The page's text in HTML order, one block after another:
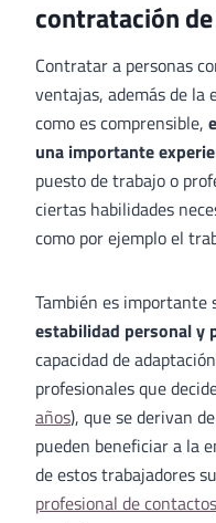
contratación
Contratar a personas
ventajas, además de la
como es comprensible,
una importante
puesto de trabajo o
ciertas habilidades
como por ejemplo el
También es
estabilidad personal y
capacidad de
profesionales que
años), que se derivan
pueden beneficiar a la
de estos trabajadores
profesional de contactos